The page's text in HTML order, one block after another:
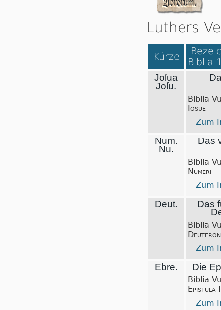
Luthers
Kürzel
Biblia
Joſua
Joſu.
Biblia
Iosue
Zum
Num.
Nu.
Das
Biblia
Numeri
Zum
Deut.
Das
Biblia
Zum
Ebre. Die
Biblia
Epistula
Zum